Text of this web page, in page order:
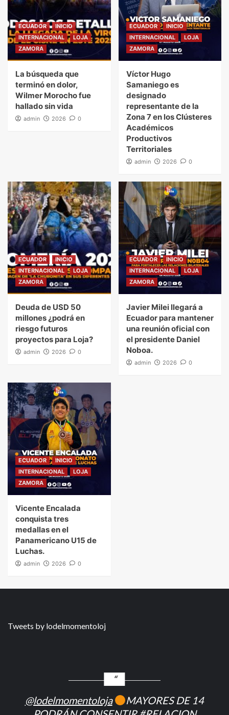
ECUADOR
INICIO
INTERNACIONAL
LOJA
ZAMORA
La búsqueda que
terminó en dolor,
Wilmer Morocho fue
hallado sin vida
admin 2026 0
ECUADOR
INICIO
INTERNACIONAL
LOJA
ZAMORA
Víctor Hugo
Samaniego es
designado
representante de la
Zona 7 en los Clústeres
Académicos
Productivos
Territoriales
admin 2026 0
ECUADOR
INICIO
INTERNACIONAL
LOJA
ZAMORA
Deuda de USD 50
millones ¿podrá en
riesgo futuros
proyectos para Loja?
admin 2026 0
ECUADOR
INICIO
INTERNACIONAL
LOJA
ZAMORA
Javier Milei llegará a
Ecuador para mantener
una reunión oficial con
el presidente Daniel
Noboa.
admin 2026 0
ECUADOR
INICIO
INTERNACIONAL
LOJA
ZAMORA
Vicente Encalada
conquista tres
medallas en el
Panamericano U15 de
Luchas.
admin 2026 0
Tweets by lodelmomentoloj
@lodelmomentoloja
MAYORES DE 14